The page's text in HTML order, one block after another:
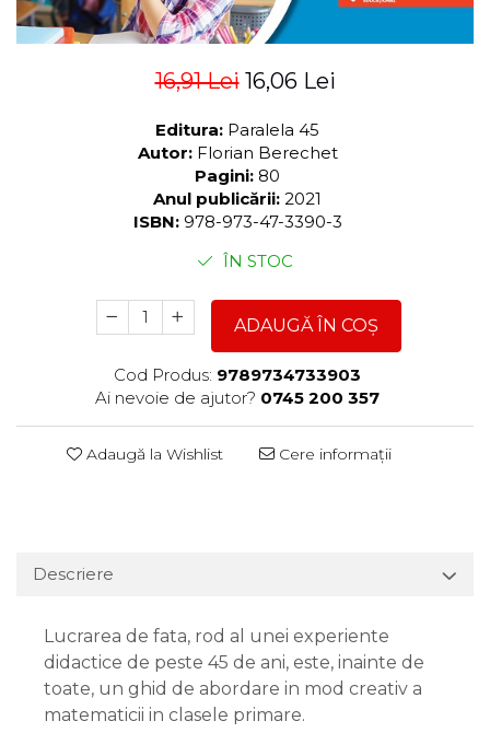
16,91 Lei 16,06 Lei
Editura: Paralela 45
Autor: Florian Berechet
Pagini: 80
Anul publicării: 2021
ISBN: 978-973-47-3390-3
ÎN STOC
ADAUGĂ ÎN COȘ
Cod Produs: 9789734733903
Ai nevoie de ajutor? 0745 200 357
Adaugă la Wishlist Cere informații
Descriere
Lucrarea de fata, rod al unei experiente
didactice de peste 45 de ani, este, inainte de
toate, un ghid de abordare in mod creativ a
matematicii in clasele primare.